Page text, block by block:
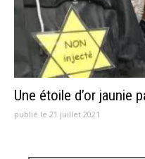
Une étoile d’or jaunie
publié le 21 juillet 2021